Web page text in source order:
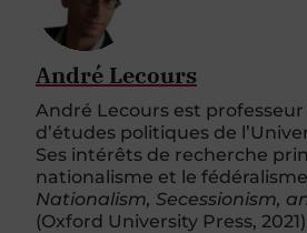
André Lecours
André Lecours est professeur
d’études politiques de
Ses intérêts de recherche
nationalisme et le
Nationalism, Secessionism,
(Oxford University Press,